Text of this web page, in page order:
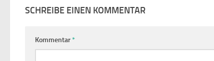
SCHREIBE EINEN KOMMENTAR
Kommentar*